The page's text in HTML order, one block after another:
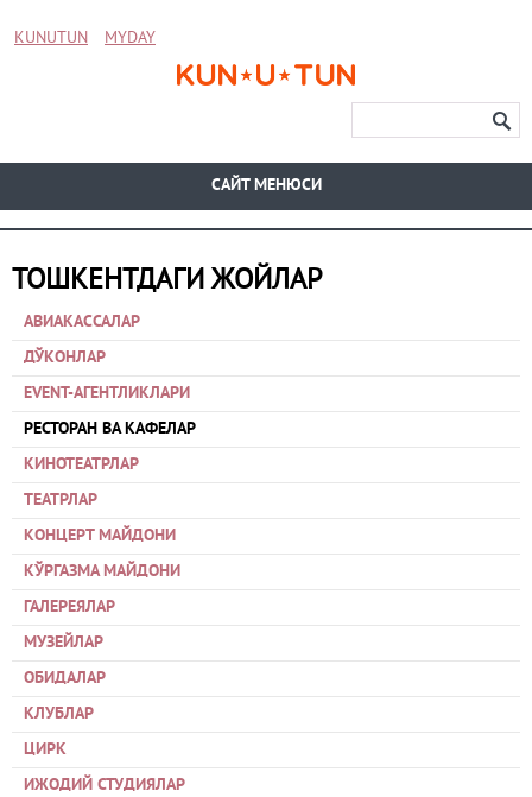
KUNUTUN MYDAY
CАЙТ МЕНЮСИ
ТОШКЕНТДАГИ ЖОЙЛАР
АВИАКАССАЛАР
ДЎКОНЛАР
EVENT-АГЕНТЛИКЛАРИ
РЕСТОРАН ВА КАФЕЛАР
КИНОТЕАТРЛАР
ТЕАТРЛАР
КОНЦЕРТ МАЙДОНИ
КЎРГАЗМА МАЙДОНИ
ГАЛЕРЕЯЛАР
МУЗЕЙЛАР
ОБИДАЛАР
КЛУБЛАР
ЦИРК
ИЖОДИЙ СТУДИЯЛАР